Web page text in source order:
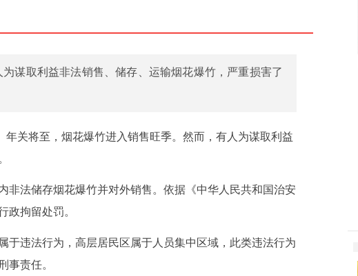
谋取利益非法销售、储存、运输烟花爆竹，严重损害了
关将至，烟花爆竹进入销售旺季。然而，有人为谋取利益
非法储存烟花爆竹并对外销售。依据《中华人民共和国治安
政拘留处罚。
于违法行为，高层居民区属于人员集中区域，此类违法行为
事责任。